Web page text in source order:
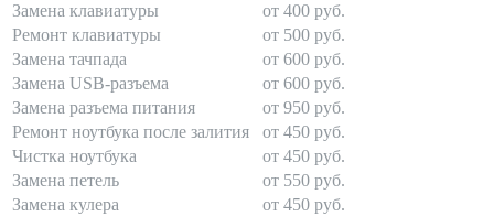
Замена клавиатуры
от 400 руб.
Ремонт клавиатуры
от 500 руб.
Замена тачпада
от 600 руб.
Замена USB-разъема
от 600 руб.
Замена разъема питания
от 950 руб.
Ремонт ноутбука после залития
от 450 руб.
Чистка ноутбука
от 450 руб.
Замена петель
от 550 руб.
Замена кулера
от 450 руб.